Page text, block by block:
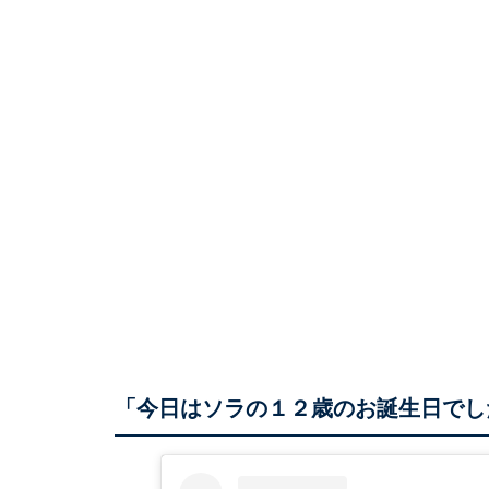
「今日はソラの１２歳のお誕生日で